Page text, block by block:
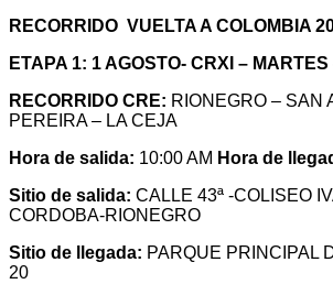
RECORRIDO VUELTA A
ETAPA 1: 1 AGOSTO- CRXI –
RECORRIDO CRE: RIONEGRO – SAN
PEREIRA – LA CEJA
Hora de salida: 10:00 AM Hora de
Sitio de salida: CALLE 43ª -COLISEO
CORDOBA-RIONEGRO
Sitio de llegada: PARQUE PRINCIPAL
20